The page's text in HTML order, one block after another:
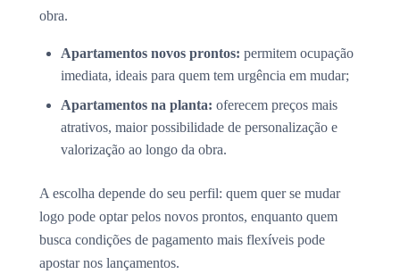
obra.
Apartamentos novos prontos: permitem ocupação
imediata, ideais para quem tem urgência em mudar;
Apartamentos na planta: oferecem preços mais
atrativos, maior possibilidade de personalização e
valorização ao longo da obra.
A escolha depende do seu perfil: quem quer se mudar
logo pode optar pelos novos prontos, enquanto quem
busca condições de pagamento mais flexíveis pode
apostar nos lançamentos.